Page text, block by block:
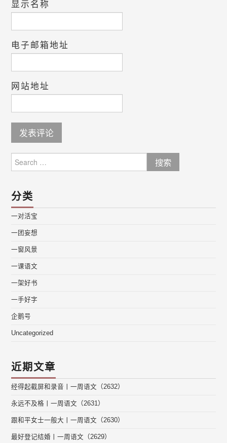
显示名称
电子邮箱地址
网站地址
for:
分类
一对活宝
一团妄想
一窗风景
一课语文
一架好书
一手好字
企鹅号
Uncategorized
近期文章
经得起截屏和录音丨一周语文（2632）
永远不及格丨一周语文（2631）
跟和平女士一般大丨一周语文（2630）
最好登记结婚丨一周语文（2629）